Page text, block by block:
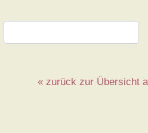
« zurück zur Übersicht